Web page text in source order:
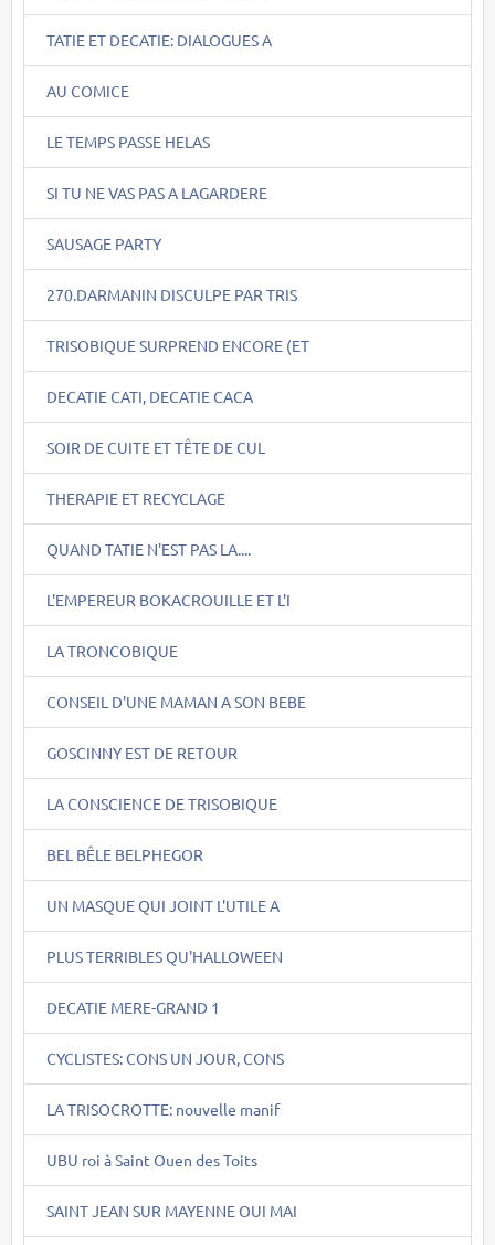
TATIE ET DECATIE: DIALOGUES A
AU COMICE
LE TEMPS PASSE HELAS
SI TU NE VAS PAS A LAGARDERE
SAUSAGE PARTY
270.DARMANIN DISCULPE PAR TRIS
TRISOBIQUE SURPREND ENCORE (ET
DECATIE CATI, DECATIE CACA
SOIR DE CUITE ET TÊTE DE CUL
THERAPIE ET RECYCLAGE
QUAND TATIE N'EST PAS LA....
L'EMPEREUR BOKACROUILLE ET L'I
LA TRONCOBIQUE
CONSEIL D'UNE MAMAN A SON BEBE
GOSCINNY EST DE RETOUR
LA CONSCIENCE DE TRISOBIQUE
BEL BÊLE BELPHEGOR
UN MASQUE QUI JOINT L'UTILE A
PLUS TERRIBLES QU'HALLOWEEN
DECATIE MERE-GRAND 1
CYCLISTES: CONS UN JOUR, CONS
LA TRISOCROTTE: nouvelle manif
UBU roi à Saint Ouen des Toits
SAINT JEAN SUR MAYENNE OUI MAI